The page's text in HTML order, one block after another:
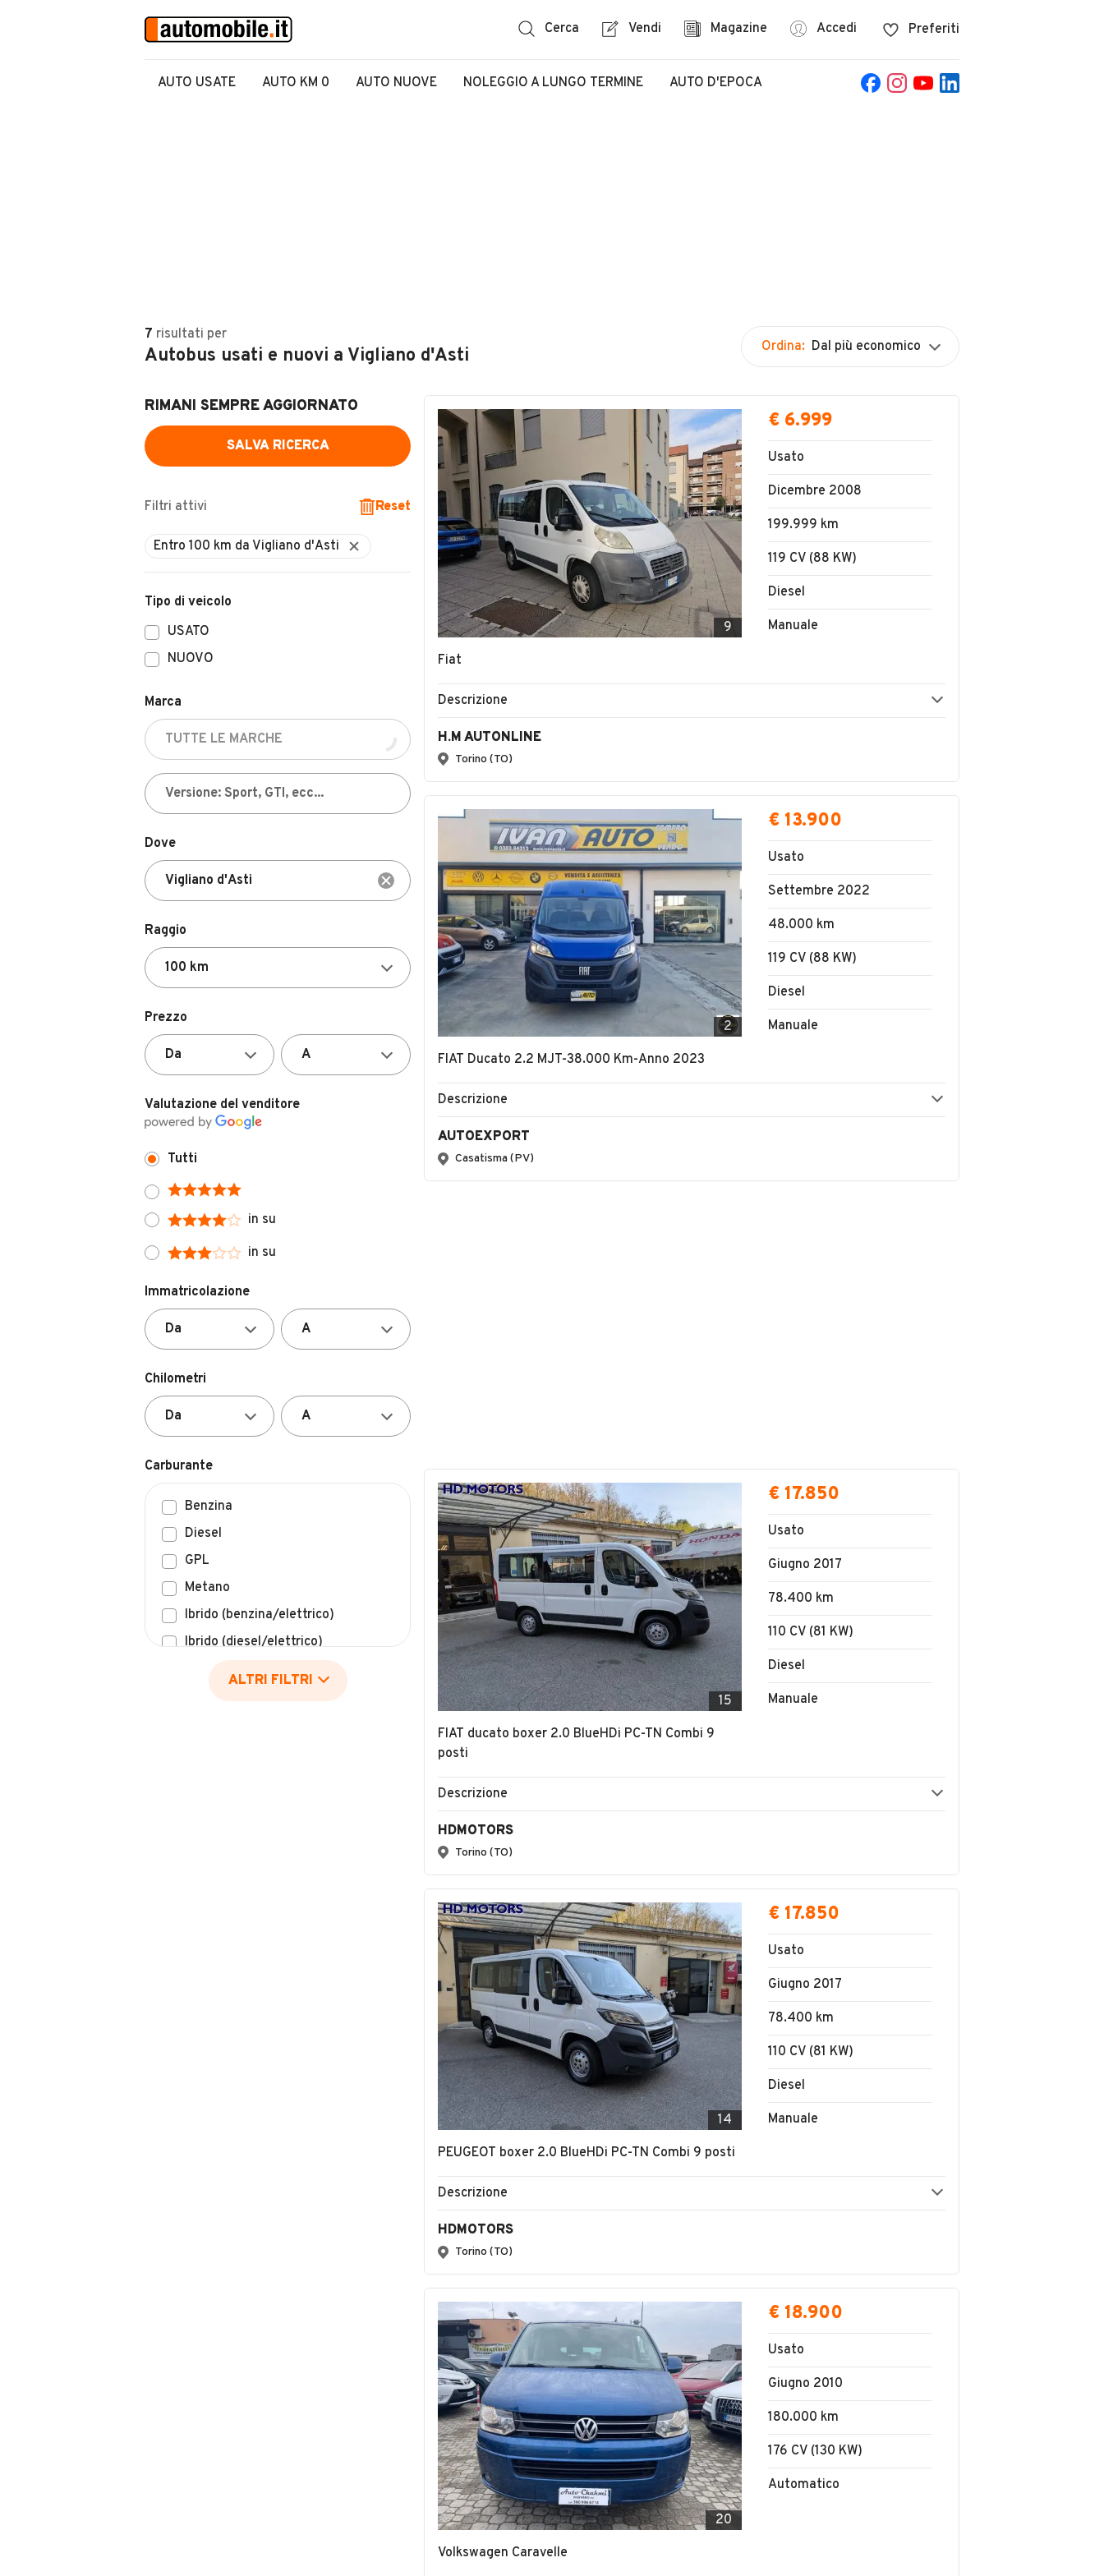
Cerca Vendi Magazine Accedi Preferiti
AUTO USATE AUTO KM 0 AUTO NUOVE NOLEGGIO A LUNGO TERMINE AUTO D'EPOCA
7 risultati per
Autobus usati e nuovi a Vigliano d'Asti Ordina: Dal più economico
RIMANI SEMPRE AGGIORNATO
SALVA RICERCA
Filtri attivi Reset
Entro 100 km da Vigliano d'Asti
Tipo di veicolo
USATO
NUOVO
Marca
Dove
Raggio
Prezzo
Valutazione del venditore
Tutti
in su
in su
Immatricolazione
Chilometri
Carburante
Benzina
Diesel
GPL
Metano
Ibrido (benzina/elettrico)
Ibrido (diesel/elettrico)
Elettrico
Idrogeno
ALTRI FILTRI
Vuoi essere avvisato appena saranno disponibili annunci con
queste caratteristiche?
SALVA RICERCA
Altri annunci rilevanti nei dintorni